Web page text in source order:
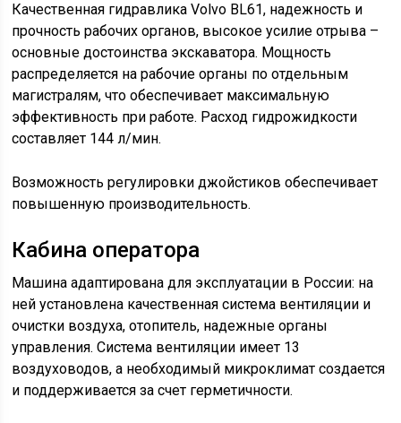
Качественная гидравлика Volvo BL61, надежность и
прочность рабочих органов, высокое усилие отрыва –
основные достоинства экскаватора. Мощность
распределяется на рабочие органы по отдельным
магистралям, что обеспечивает максимальную
эффективность при работе. Расход гидрожидкости
составляет 144 л/мин.
Возможность регулировки джойстиков обеспечивает
повышенную производительность.
Кабина оператора
Машина адаптирована для эксплуатации в России: на
ней установлена качественная система вентиляции и
очистки воздуха, отопитель, надежные органы
управления. Система вентиляции имеет 13
воздуховодов, а необходимый микроклимат создается
и поддерживается за счет герметичности.